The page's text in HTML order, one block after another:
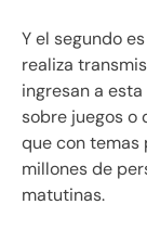
Y el segundo
realiza
ingresan a
sobre juegos o
que con temas
millones de
matutinas.